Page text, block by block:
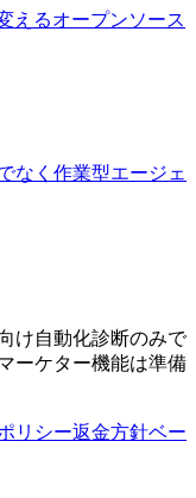
えるオープンソース
なく作業型エージェ
け自動化診断のみで
ーケター機能は準備
リシー返金方針ベー